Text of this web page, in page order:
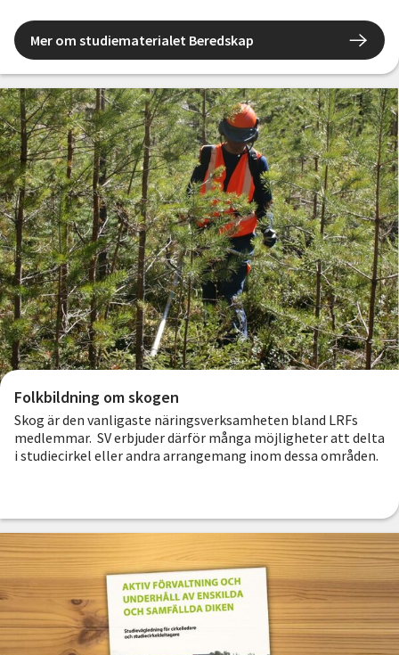
Mer om studiematerialet Beredskap
Folkbildning om skogen
Skog är den vanligaste näringsverksamheten bland LRFs
medlemmar. SV erbjuder därför många möjligheter att delta
i studiecirkel eller andra arrangemang inom dessa områden.